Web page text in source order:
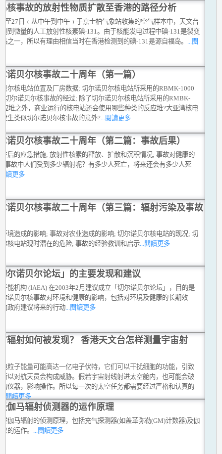
核事故的放射性物质扩散至香港的路径分析
至27日﹙从中午到中午﹚于京士柏气象站收集的空气样本中，天文台
到微量的人工放射性核素碘-131。由于核能发电过程中碘-131是裂变
之一，所以有理由相信当时在香港检测到的碘-131是源自福岛。 ...閱
诺贝尔核事故二十周年（第一篇）
尔核电站位置及厂房数据; 切尔诺贝尔核电站所采用的RBMK-1000
切尔诺贝尔核事故的经过; 除了切尔诺贝尔核电站所采用的RMBK-
应堆之外，商业运行的核电站还会使用哪些种类的反应堆?大亚湾核电
生类似切尔诺贝尔核事故的意外? ...閱讀更多
诺贝尔核事故二十周年（第二篇：事故后果）
后的应急措施; 放射性核素的释放、扩散和沉积情况; 事故对健康的
事故中人们受到多少辐射呢？有多少人死亡，将来还会有多少人死
讀更多
诺贝尔核事故二十周年（第三篇：辐射污染及事故
境造成的影响; 事故对农业造成的影响; 切尔诺贝尔核电站的现况; 切
核电站现时潜在的危险; 事故的经验教训和启示...閱讀更多
尔诺贝尔论坛」的主要发现和建议
能机构 (IAEA) 在2003年2月建议成立「切尔诺贝尔论坛」，目的是
诺贝尔核事故对环境和健康的影响，包括对环境及健康的长期效
政府建议将来的行动 ...閱讀更多
辐射如何被发现？ 香港天文台怎样测量宇宙射
粒子能量可能高达一亿电子伏特，它们可以干扰细胞的功能，引致
以对航天员会构成威胁。假若宇宙射线射进太空舱内，也可能会破
仪器，影响操作。所以每一次的太空任务都需要经过严格和认真的
...閱讀更多
伽马辐射侦测器的运作原理
伽马辐射的侦测原理，包括充气探测器(如盖革弥勒(GM)计数器)及伽
的运作。
...閱讀更多